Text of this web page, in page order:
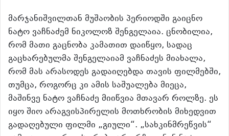
მარჯანიშვილთან მუშაობის პერიოდში გაიცნო
ნატო ვაჩნაძემ ნიკოლოზ შენგელაია. ცნობილია,
რომ მათი გაცნობა კამათით დაიწყო, სადაც
გაცხარებულმა შენგელაიამ ვაჩნაძეს მიახალა,
რომ მას არასოდეს გადაიღებდა თავის ფილმებში,
თუმცა, როგორც კი ამის საშუალება მიეცა,
მაშინვე ნატო ვაჩნაძე მიიწვია მთავარ როლზე. ეს
იყო შიო არაგვისპირელის მოთხრობის მიხედვით
გადაღებული ფილმი „გიული“. „სახკინმრეწვის“